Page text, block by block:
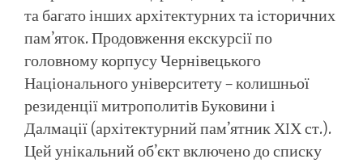
та багато інших архітектурних та історичних
пам’яток. Продовження екскурсії по
головному корпусу Чернівецького
Національного університету – колишньої
резиденції митрополитів Буковини і
Далмації (архітектурний пам’ятник ХIХ ст.).
Цей унікальний об’єкт включено до списку